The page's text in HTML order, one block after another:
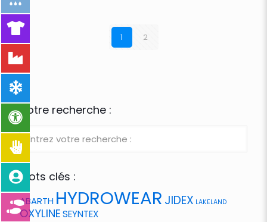
1 2
Votre recherche :
Mots clés :
ABARTH HYDROWEAR JIDEX LAKELAND
OXYLINESEYNTEX